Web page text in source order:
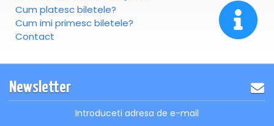
Cum platesc biletele?
Cum imi primesc biletele?
Contact
Newsletter
Introduceti adresa de e-mail